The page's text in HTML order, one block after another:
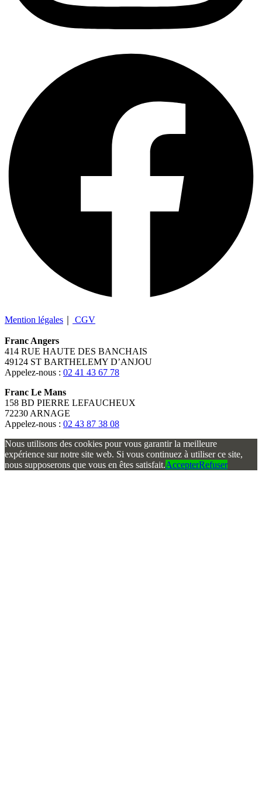
Mention légales CGV
Franc Angers
414 RUE HAUTE DES BANCHAIS
49124 ST BARTHELEMY D’ANJOU
Appelez-nous : 02 41 43 67 78
Franc Le Mans
158 BD PIERRE LEFAUCHEUX
72230 ARNAGE
Appelez-nous : 02 43 87 38 08
Nous utilisons des cookies pour vous garantir la meilleure
expérience sur notre site web. Si vous continuez à utiliser ce site,
nous supposerons que vous en êtes satisfait.AccepterRefuser